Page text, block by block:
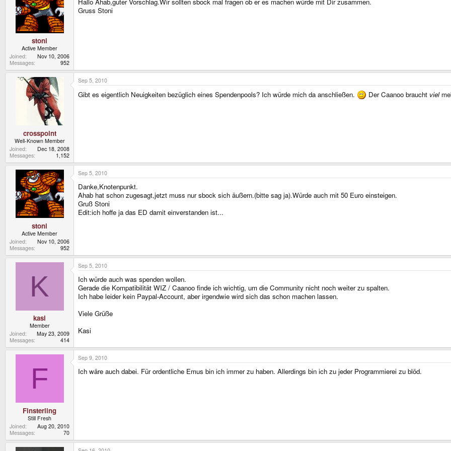
stoni
Active Member
Joined
Nov 10, 2006
Messages
952
Gruss Stoni
crosspoint
Well-Known Member
Joined
Dec 18, 2008
Messages
1,152
Sep 5, 2010
Gibt es eigentlich Neuigkeiten bezüglich eines Spendenpools? Ich würde mich da anschließen. Der Caanoo braucht viel
stoni
Active Member
Joined
Nov 10, 2006
Messages
952
Sep 5, 2010
Danke,Knotenpunkt.
Ahab hat schon zugesagt,jetzt muss nur sbock sich äußern.(bitte sag ja).Würde auch mit 50 Euro einsteigen.
Gruß Stoni
Edit:ich hoffe ja das ED damit einverstanden ist...
K
kasi
Member
Joined
May 23, 2009
Messages
414
Sep 5, 2010
Ich würde auch was spenden wollen.
Gerade die Kompatibilität WIZ / Caanoo finde ich wichtig, um die Community nicht noch weiter zu spalten.
Ich habe leider kein Paypal-Account, aber irgendwie wird sich das schon machen lassen.
Viele Grüße
Kasi
F
Finsterling
Still Fresh
Joined
Aug 20, 2010
Messages
70
Sep 9, 2010
Ich wäre auch dabei. Für ordentliche Emus bin ich immer zu haben. Allerdings bin ich zu jeder Programmierei zu blöd.